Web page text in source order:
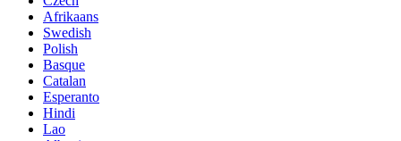
Afrikaans
Swedish
Polish
Basque
Catalan
Esperanto
Hindi
Lao